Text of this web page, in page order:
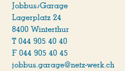
Jobbus/Garage
Lagerplatz 24
8400 Winterthur
T 044 905 40 40
F 044 905 40 45
jobbus.garage@netz-werk.ch